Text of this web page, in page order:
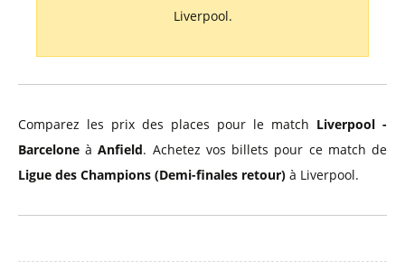
Liverpool.
Comparez les prix des places pour le match Liverpool -
Barcelone àAnfield. Achetez vos billets pour ce match de
Ligue des Champions (Demi-finales retour) à Liverpool.